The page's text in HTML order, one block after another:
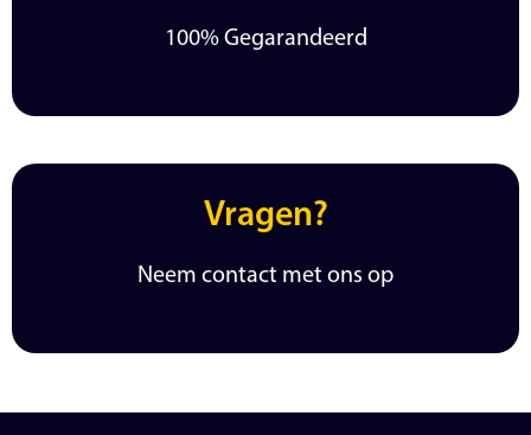
100% Gegarandeerd
Vragen?
Neem contact met ons op